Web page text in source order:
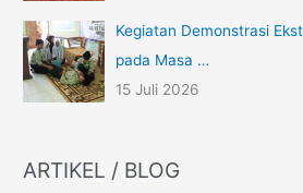
Kegiatan Demonstrasi
pada Masa …
15 Juli 2026
ARTIKEL / BLOG